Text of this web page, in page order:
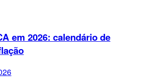
em 2026: calendário de